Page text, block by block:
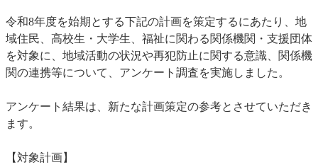
令和8年度を始期とする下記の計画を策定するにあたり、地
域住民、高校生・大学生、福祉に関わる関係機関・支援団体
を対象に、地域活動の状況や再犯防止に関する意識、関係機
関の連携等について、アンケート調査を実施しました。
アンケート結果は、新たな計画策定の参考とさせていただき
ます。
【対象計画】